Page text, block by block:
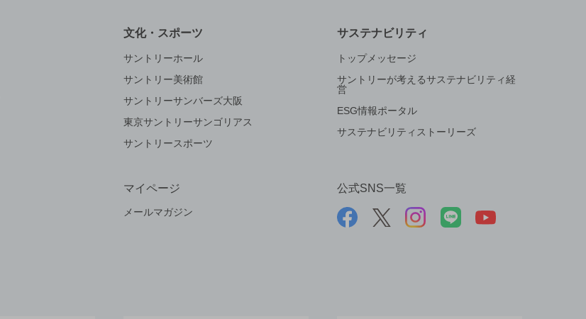
文化・スポーツ
サントリーホール
サントリー美術館
サントリーサンバーズ大阪
東京サントリーサンゴリアス
サントリースポーツ
サステナビリティ
トップメッセージ
サントリーが考えるサステナビリティ経
営
ESG情報ポータル
サステナビリティストーリーズ
マイページ
メールマガジン
公式SNS一覧